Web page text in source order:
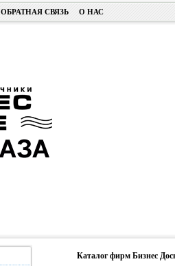
ОБРАТНАЯ СВЯЗЬ О НАС
Каталог фирм Бизнес